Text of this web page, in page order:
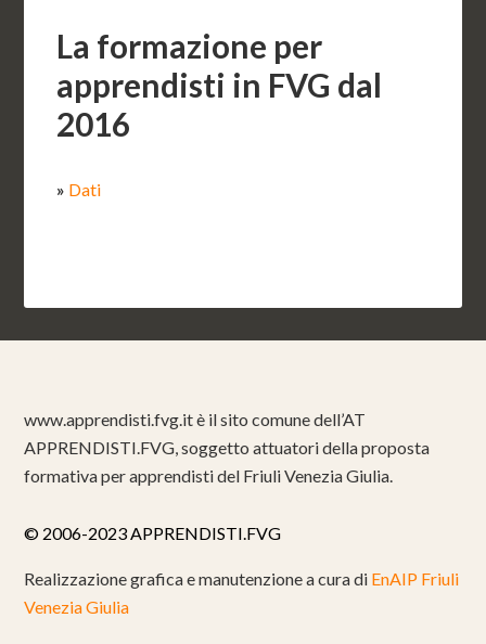
La formazione per
apprendisti in FVG dal
2016
» Dati
www.apprendisti.fvg.it è il sito comune dell’AT
APPRENDISTI.FVG, soggetto attuatori della proposta
formativa per apprendisti del Friuli Venezia Giulia.
© 2006-2023 APPRENDISTI.FVG
Realizzazione grafica e manutenzione a cura di EnAIP Friuli
Venezia Giulia